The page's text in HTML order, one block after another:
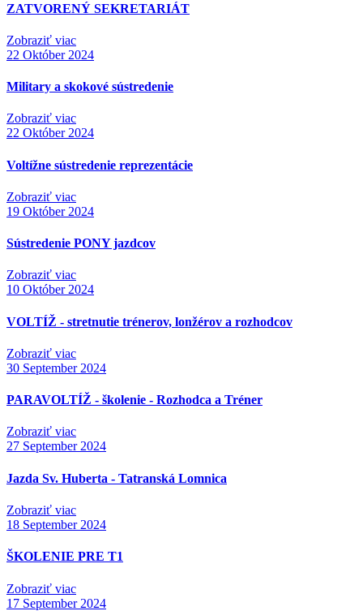
ZATVORENÝ SEKRETARIÁT
Zobraziť viac
22 Október 2024
Military a skokové sústredenie
Zobraziť viac
22 Október 2024
Voltížne sústredenie reprezentácie
Zobraziť viac
19 Október 2024
Sústredenie PONY jazdcov
Zobraziť viac
10 Október 2024
VOLTÍŽ - stretnutie trénerov, lonžérov a rozhodcov
Zobraziť viac
30 September 2024
PARAVOLTÍŽ - školenie - Rozhodca a Tréner
Zobraziť viac
27 September 2024
Jazda Sv. Huberta - Tatranská Lomnica
Zobraziť viac
18 September 2024
ŠKOLENIE PRE T1
Zobraziť viac
17 September 2024